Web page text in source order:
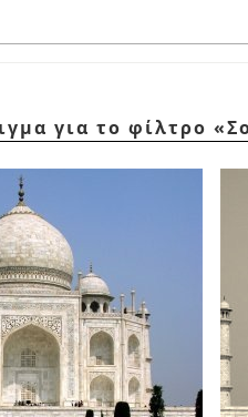
για το φίλτρο «